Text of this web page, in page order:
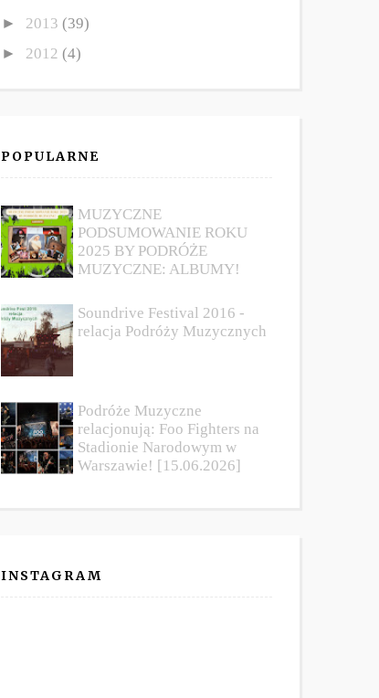
► 2013(39)
► 2012(4)
POPULARNE
MUZYCZNE
PODSUMOWANIE ROKU
2025 BY PODRÓŻE
MUZYCZNE: ALBUMY!
Soundrive Festival 2016 -
relacja Podróży Muzycznych
Podróże Muzyczne
relacjonują: Foo Fighters na
Stadionie Narodowym w
Warszawie! [15.06.2026]
INSTAGRAM